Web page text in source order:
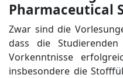
Pharmaceutical
Zwar sind die
dass die
Vorkenntnisse
insbesondere die